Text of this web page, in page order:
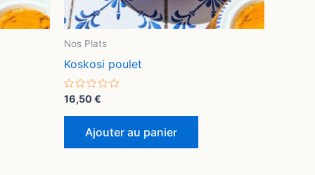
Nos Plats
Koskosi poulet
Note
sur
16,50€
Ajouter au panier